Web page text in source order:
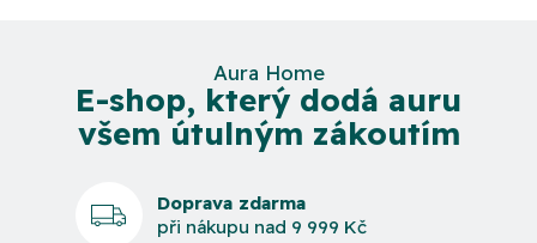
Aura Home
E-shop, který dodá auru
všem útulným zákoutím
Doprava zdarma
při nákupu nad 9 999 Kč